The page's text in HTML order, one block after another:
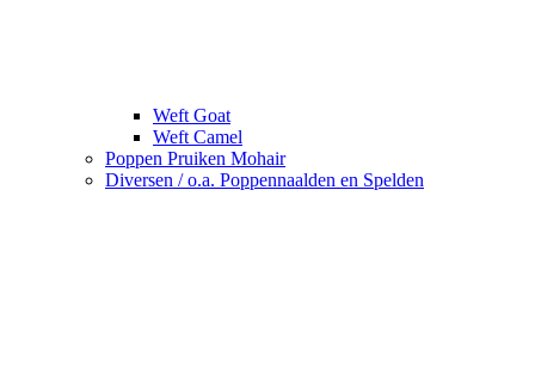
Weft Goat
Weft Camel
Poppen Pruiken Mohair
Diversen / o.a. Poppennaalden en Spelden